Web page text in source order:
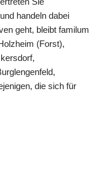
handeln dabei
geht, bleibt familum
(Forst),
die sich für